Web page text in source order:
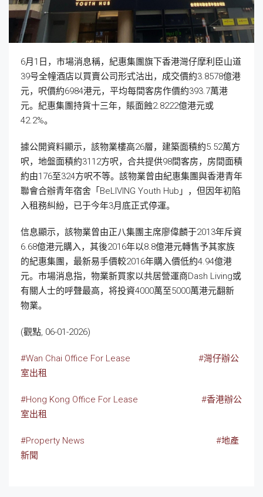
6月1日，市場消息稱，紀惠集團旗下香港灣仔摩利臣山道
39号全幢酒店以買賣公司形式沽出，成交價約3.8578億港
元，呎價約6984港元，平均每間客房作價約393.7萬港
元。紀惠集團持貨十三年，賬面蝕2.8222億港元或
42.2%。
據公開資料顯示，該物業樓高26層，建築面積約5.52萬方
呎，地盤面積約3112方呎，合共提供98間客房，房間面積
約由176至324方呎不等。該物業曾由紀惠集團與香港青年
聯會合辦青年宿舍「BeLIVING Youth Hub」，但因年初陷
入租務糾紛，已于今年3月底正式停運。
信息顯示，該物業曾由正八集團主席廖偉麟于2013年斥資
6.68億港元購入，其後2016年以8.8億港元轉售予其家族
的紀惠集團，最新易手價較2016年購入價低約4.94億港
元。市場消息指，物業新買家以共居營運商Dash Living或
有關人士的呼聲最高，将投資4000萬至5000萬港元翻新
物業。
(觀點, 06-01-2026)
#Wan Chai Office For Lease
#灣仔辦公
室出租
#Hong Kong Office For Lease
#香港辦公
室出租
#Property News
#地產
新聞